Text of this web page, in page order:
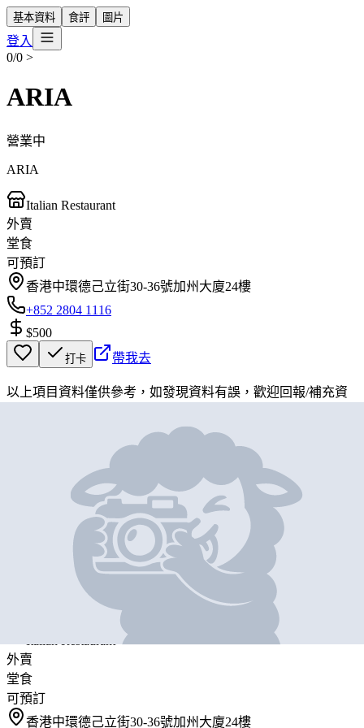
基本資料 食評 圖片
登入
0/0 >
ARIA
營業中
ARIA
Italian Restaurant
外賣
堂食
可預訂
香港中環德己立街30-36號加州大廈24樓
+852 2804 1116
$500
打卡 帶我去
以上項目資料僅供參考，如發現資料有誤，歡迎回報/補充資
外賣
堂食
可預訂
香港中環德己立街30-36號加州大廈24樓